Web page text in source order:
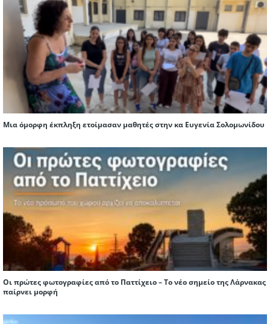
Μια όμορφη έκπληξη ετοίμασαν μαθητές στην κα Ευγενία Σολομωνίδου
Οι πρώτες φωτογραφίες από το Παττίχειο – Το νέο σημείο της Λάρνακας
παίρνει μορφή